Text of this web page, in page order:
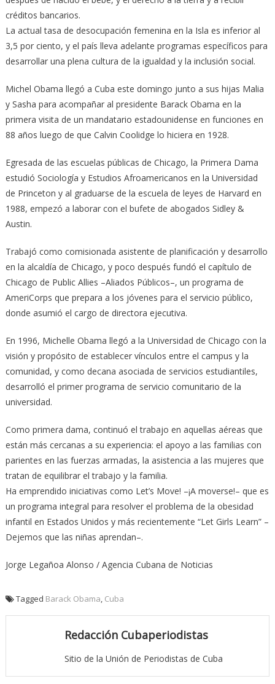
créditos bancarios.
La actual tasa de desocupación femenina en la Isla es inferior al
3,5 por ciento, y el país lleva adelante programas específicos para
desarrollar una plena cultura de la igualdad y la inclusión social.
Michel Obama llegó a Cuba este domingo junto a sus hijas Malia
y Sasha para acompañar al presidente Barack Obama en la
primera visita de un mandatario estadounidense en funciones en
88 años luego de que Calvin Coolidge lo hiciera en 1928.
Egresada de las escuelas públicas de Chicago, la Primera Dama
estudió Sociología y Estudios Afroamericanos en la Universidad
de Princeton y al graduarse de la escuela de leyes de Harvard en
1988, empezó a laborar con el bufete de abogados Sidley &
Austin.
Trabajó como comisionada asistente de planificación y desarrollo
en la alcaldía de Chicago, y poco después fundó el capítulo de
Chicago de Public Allies –Aliados Públicos–, un programa de
AmeriCorps que prepara a los jóvenes para el servicio público,
donde asumió el cargo de directora ejecutiva.
En 1996, Michelle Obama llegó a la Universidad de Chicago con la
visión y propósito de establecer vínculos entre el campus y la
comunidad, y como decana asociada de servicios estudiantiles,
desarrolló el primer programa de servicio comunitario de la
universidad.
Como primera dama, continuó el trabajo en aquellas aéreas que
están más cercanas a su experiencia: el apoyo a las familias con
parientes en las fuerzas armadas, la asistencia a las mujeres que
tratan de equilibrar el trabajo y la familia.
Ha emprendido iniciativas como Let’s Move! –¡A moverse!– que es
un programa integral para resolver el problema de la obesidad
infantil en Estados Unidos y más recientemente “Let Girls Learn” –
Dejemos que las niñas aprendan–.
Jorge Legañoa Alonso / Agencia Cubana de Noticias
Tagged Barack Obama, Cuba
Redacción Cubaperiodistas
Sitio de la Unión de Periodistas de Cuba